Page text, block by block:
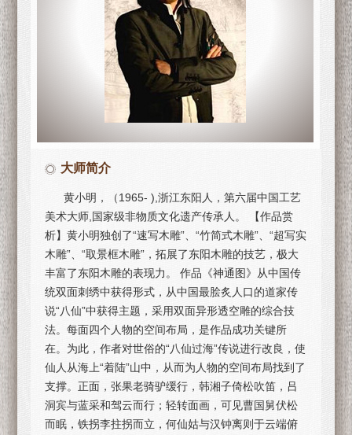
大师简介
黄小明，（1965- ),浙江东阳人，第六届中国工艺
美术大师,国家级非物质文化遗产传承人。 【作品赏
析】黄小明独创了“速写木雕”、“竹简式木雕”、“超写实
木雕”、“取景框木雕”，拓展了东阳木雕的技艺，极大
丰富了东阳木雕的表现力。 作品《神通图》从中国传
统双面刺绣中获得形式，从中国最脍炙人口的道家传
说“八仙”中获得主题，采用双面异形透空雕的综合技
法。每面四个人物的空间布局，是作品成功关键所
在。为此，作者对世俗的“八仙过海”传说进行改良，使
仙人从海上“着陆”山中，从而为人物的空间布局找到了
支撑。正面，张果老骑驴缓行，韩湘子倚松吹笛，吕
洞宾与蓝采和驾云而行；轻转面画，可见曹国舅伏松
而眠，铁拐李拄拐而立，何仙姑与汉钟离则于云端俯